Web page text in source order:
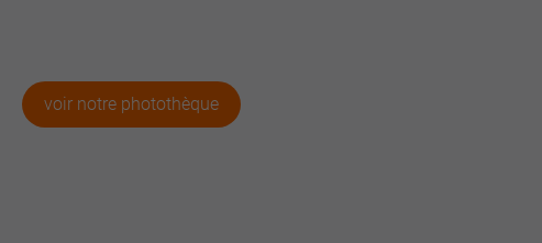
voir notre photothèque